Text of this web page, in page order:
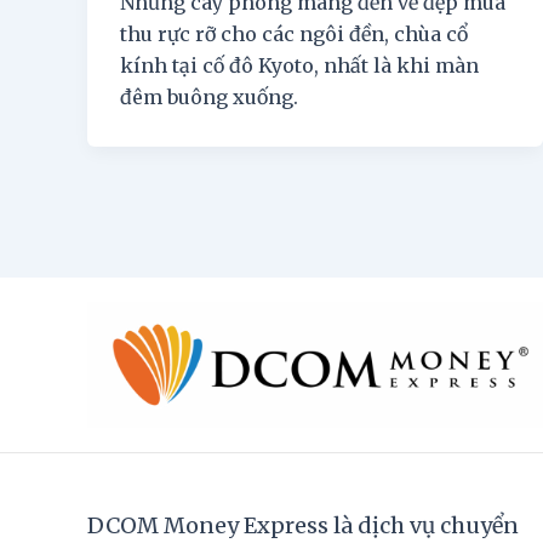
thu rực rỡ cho các ngôi đền, chùa cổ
kính tại cố đô Kyoto, nhất là khi màn
đêm buông xuống.
DCOM Money Express là dịch vụ chuyển